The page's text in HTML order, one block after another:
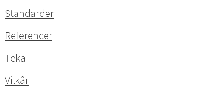
Standarder
Referencer
Teka
Vilkår